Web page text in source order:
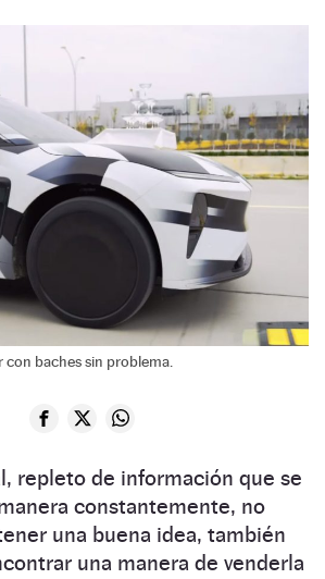
con baches sin problema.
repleto de información que se
constantemente, no
una buena idea, también
una manera de venderla